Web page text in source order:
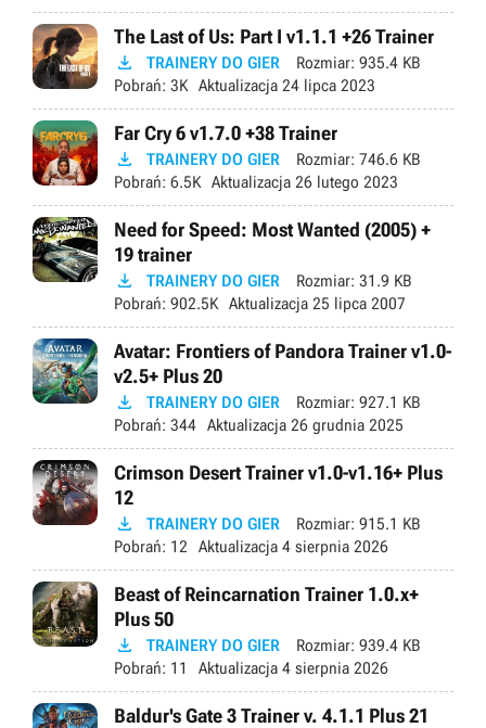
The Last of Us: Part I v1.1.1 +26 Trainer
 TRAINERY DO GIER Rozmiar: 935.4 KB
Pobrań: 3K Aktualizacja 24 lipca 2023
Far Cry 6 v1.7.0 +38 Trainer
 TRAINERY DO GIER Rozmiar: 746.6 KB
Pobrań: 6.5K Aktualizacja 26 lutego 2023
Need for Speed: Most Wanted (2005) +
19 trainer
 TRAINERY DO GIER Rozmiar: 31.9 KB
Pobrań: 902.5K Aktualizacja 25 lipca 2007
Avatar: Frontiers of Pandora Trainer v1.0-
v2.5+ Plus 20
 TRAINERY DO GIER Rozmiar: 927.1 KB
Pobrań: 344 Aktualizacja 26 grudnia 2025
Crimson Desert Trainer v1.0-v1.16+ Plus
12
 TRAINERY DO GIER Rozmiar: 915.1 KB
Pobrań: 12 Aktualizacja 4 sierpnia 2026
Beast of Reincarnation Trainer 1.0.x+
Plus 50
 TRAINERY DO GIER Rozmiar: 939.4 KB
Pobrań: 11 Aktualizacja 4 sierpnia 2026
Baldur's Gate 3 Trainer v. 4.1.1 Plus 21